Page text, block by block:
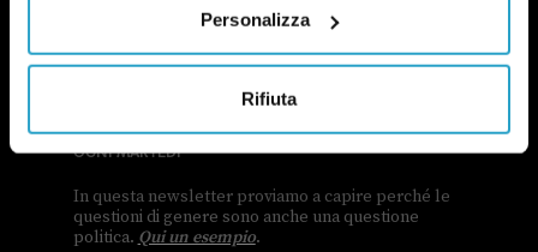
Personalizza
Rifiuta
POLITICA DI UN CERTO GENERE
OGNI MARTEDÌ
In questa newsletter proviamo a capire perché le
questioni di genere sono anche una questione
politica. Qui un esempio.